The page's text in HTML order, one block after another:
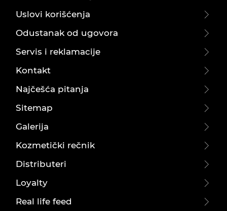
Uslovi korišćenja
Odustanak od ugovora
Servis i reklamacije
Kontakt
Najčešća pitanja
Sitemap
Galerija
Kozmetički rečnik
Distributeri
Loyalty
Real life feed